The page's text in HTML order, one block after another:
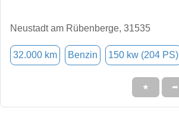
Neustadt am Rübenberge, 31535
32.000 km Benzin 150 kw (204 PS)
★ ➦